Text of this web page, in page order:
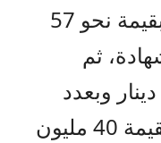
الإمارات العربية المتحدة بقيمة نحو 57
دينار وبعدد 4917 شهادة، ثم
43 مليون دينار وبعدد
3370 شهادة، تلتها مصر بقيمة 40 مليون